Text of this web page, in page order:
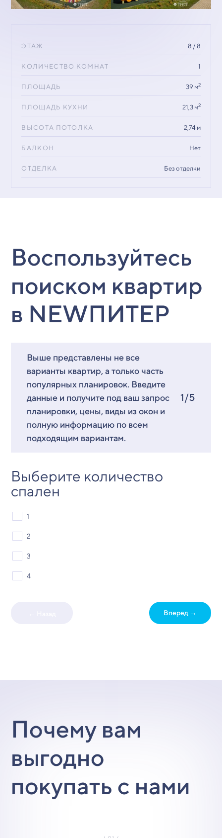
ЭТАЖ 8 / 8
КОЛИЧЕСТВО КОМНАТ 1
ПЛОЩАДЬ 39 м2
ПЛОЩАДЬ КУХНИ 21,3 м2
ВЫСОТА ПОТОЛКА 2,74 м
БАЛКОН Нет
ОТДЕЛКА Без отделки
Воспользуйтесь
поиском квартир
в NEWПИТЕР
Выше представлены не все
варианты квартир, а только часть
популярных планировок. Введите
данные и получите под ваш запрос
планировки, цены, виды из окон и
полную информацию по всем
подходящим вариантам.
1/5
Выберите количество
спален
1
2
3
4
Вперед →
Почему вам
выгодно
покупать с нами